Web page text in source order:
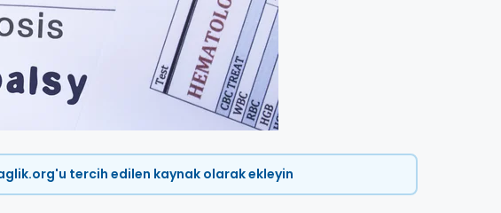
tercih edilen kaynak olarak ekleyin